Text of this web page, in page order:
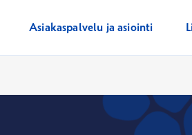
Asiakaspalvelu ja asiointi